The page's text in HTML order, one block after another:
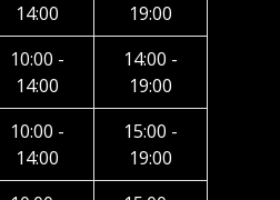
14:00
19:00
10:00 -
14:00
14:00 -
19:00
10:00 -
14:00
15:00 -
19:00